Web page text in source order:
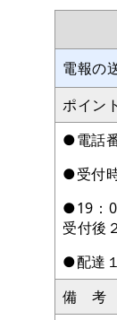
電報の
ポイント
●電話
●受付
●19：
受付後
●配達
備 考